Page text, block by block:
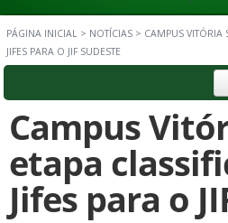
PÁGINA INICIAL > NOTÍCIAS > CAMPUS VITÓRIA
JIFES PARA O JIF SUDESTE
Campus
etapa
Jifes para o